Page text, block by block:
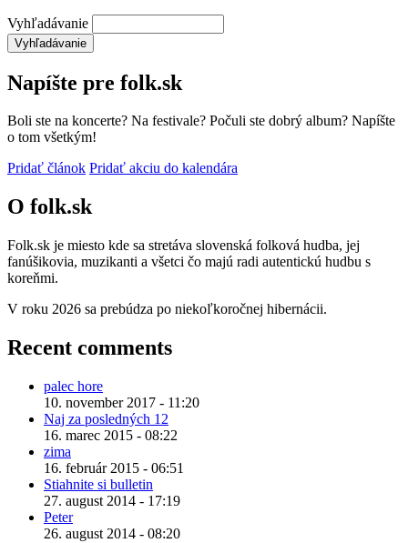
Vyhľadávanie
Napíšte pre folk.sk
Boli ste na koncerte? Na festivale? Počuli ste dobrý album? Napíšte
o tom všetkým!
Pridať článok Pridať akciu do kalendára
O folk.sk
Folk.sk je miesto kde sa stretáva slovenská folková hudba, jej
fanúšikovia, muzikanti a všetci čo majú radi autentickú hudbu s
koreňmi.
V roku 2026 sa prebúdza po niekoľkoročnej hibernácii.
Recent comments
palec hore
10. november 2017 - 11:20
Naj za posledných 12
16. marec 2015 - 08:22
zima
16. február 2015 - 06:51
Stiahnite si bulletin
27. august 2014 - 17:19
Peter
26. august 2014 - 08:20